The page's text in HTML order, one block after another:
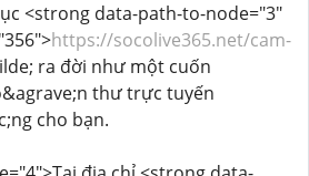
<strong data-path-to-node="3"
https://socolive365.net/cam-
ra đời như một cuốn
thư trực tuyến
cho bạn.